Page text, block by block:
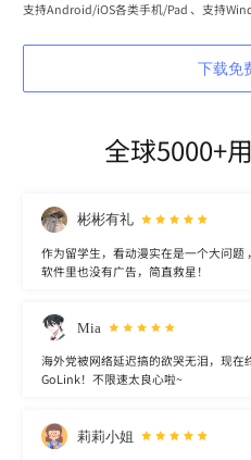
支持Android/iOS各类手机/Pad 、支持
下载免
全球5000+
彬彬有礼
作为留学生，看动漫实在是一个大问题
软件里也没有广告，简直救星！
Mia
海外党被网络延迟搞的欲哭无泪，现在
GoLink！不限速太良心啦~
莉莉小姐